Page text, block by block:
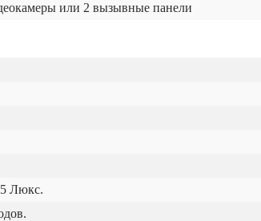
или 2 вызывные панели
Люкс.